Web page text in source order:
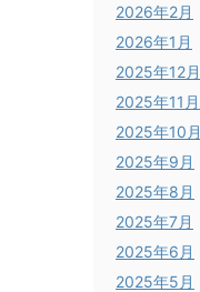
2026年2月
2026年1月
2025年12月
2025年11月
2025年10月
2025年9月
2025年8月
2025年7月
2025年6月
2025年5月